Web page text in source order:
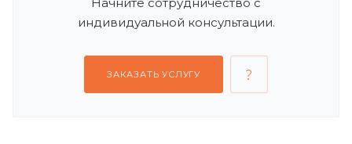
индивидуальной консультации.
ЗАКАЗАТЬ УСЛУГУ